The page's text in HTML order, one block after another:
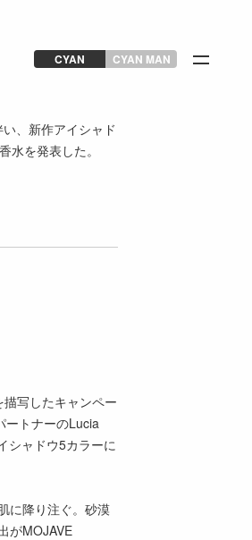
CYAN CYAN MAN
、新作アイシャド
水を発表した。
写したキャンペー
ートナーのLucia
シャドウ5カラーに
に降り注ぐ。砂漠
がMOJAVE